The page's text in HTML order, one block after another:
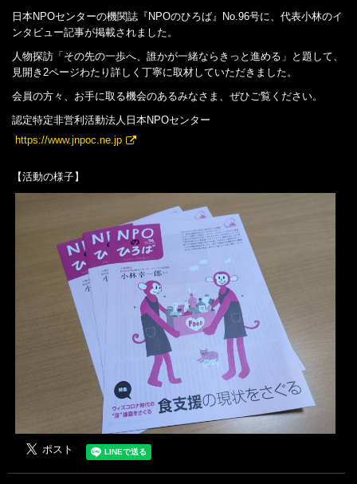
日本NPOセンターの機関誌『NPOのひろば』No.96号に、代表小林のイ
ンタビュー記事が掲載されました。
人物探訪「その先の一歩へ、誰かが一緒ならきっと進める」と題して、
見開き2ページわたり詳しく丁寧に取材していただきました。
会員の方々、お手に取る機会のあるみなさま、ぜひご覧ください。
認定特定非営利活動法人日本NPOセンター
https://www.jnpoc.ne.jp
【活動の様子】